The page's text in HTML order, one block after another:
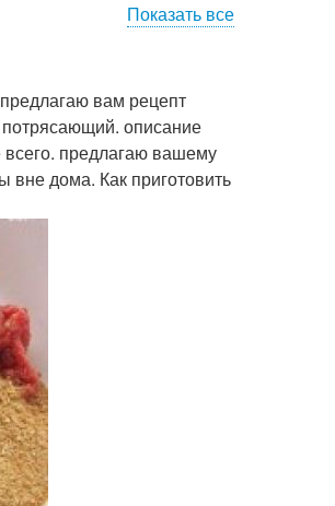
Показать все
вам рецепт
потрясающий. описание
всего. предлагаю вашему
вне дома. Как приготовить